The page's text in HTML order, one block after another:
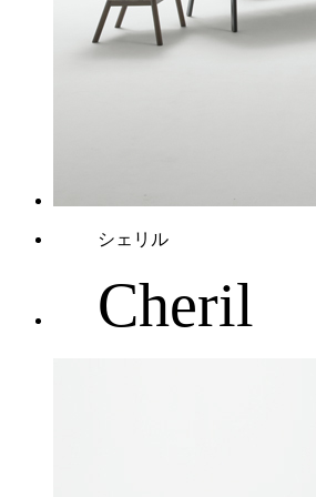
シェリル
Cheril